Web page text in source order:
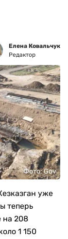
Елена Ковальчук
Редактор
Фото: Gov
уже
теперь
на 208
1 150